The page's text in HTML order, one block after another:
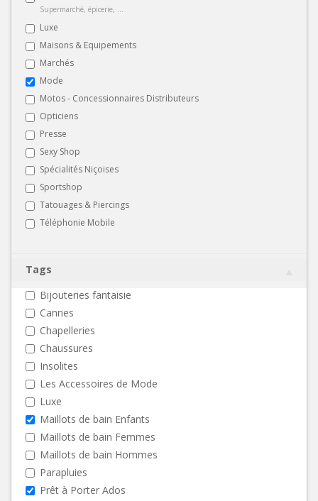
Supermarché, épicerie, ...
Luxe
Maisons & Equipements
Marchés
Mode
Motos - Concessionnaires Distributeurs
Opticiens
Presse
Sexy Shop
Spécialités Niçoises
Sportshop
Tatouages & Piercings
Téléphonie Mobile
Tags
Bijouteries fantaisie
Cannes
Chapelleries
Chaussures
Insolites
Les Accessoires de Mode
Luxe
Maillots de bain Enfants
Maillots de bain Femmes
Maillots de bain Hommes
Parapluies
Prêt à Porter Ados